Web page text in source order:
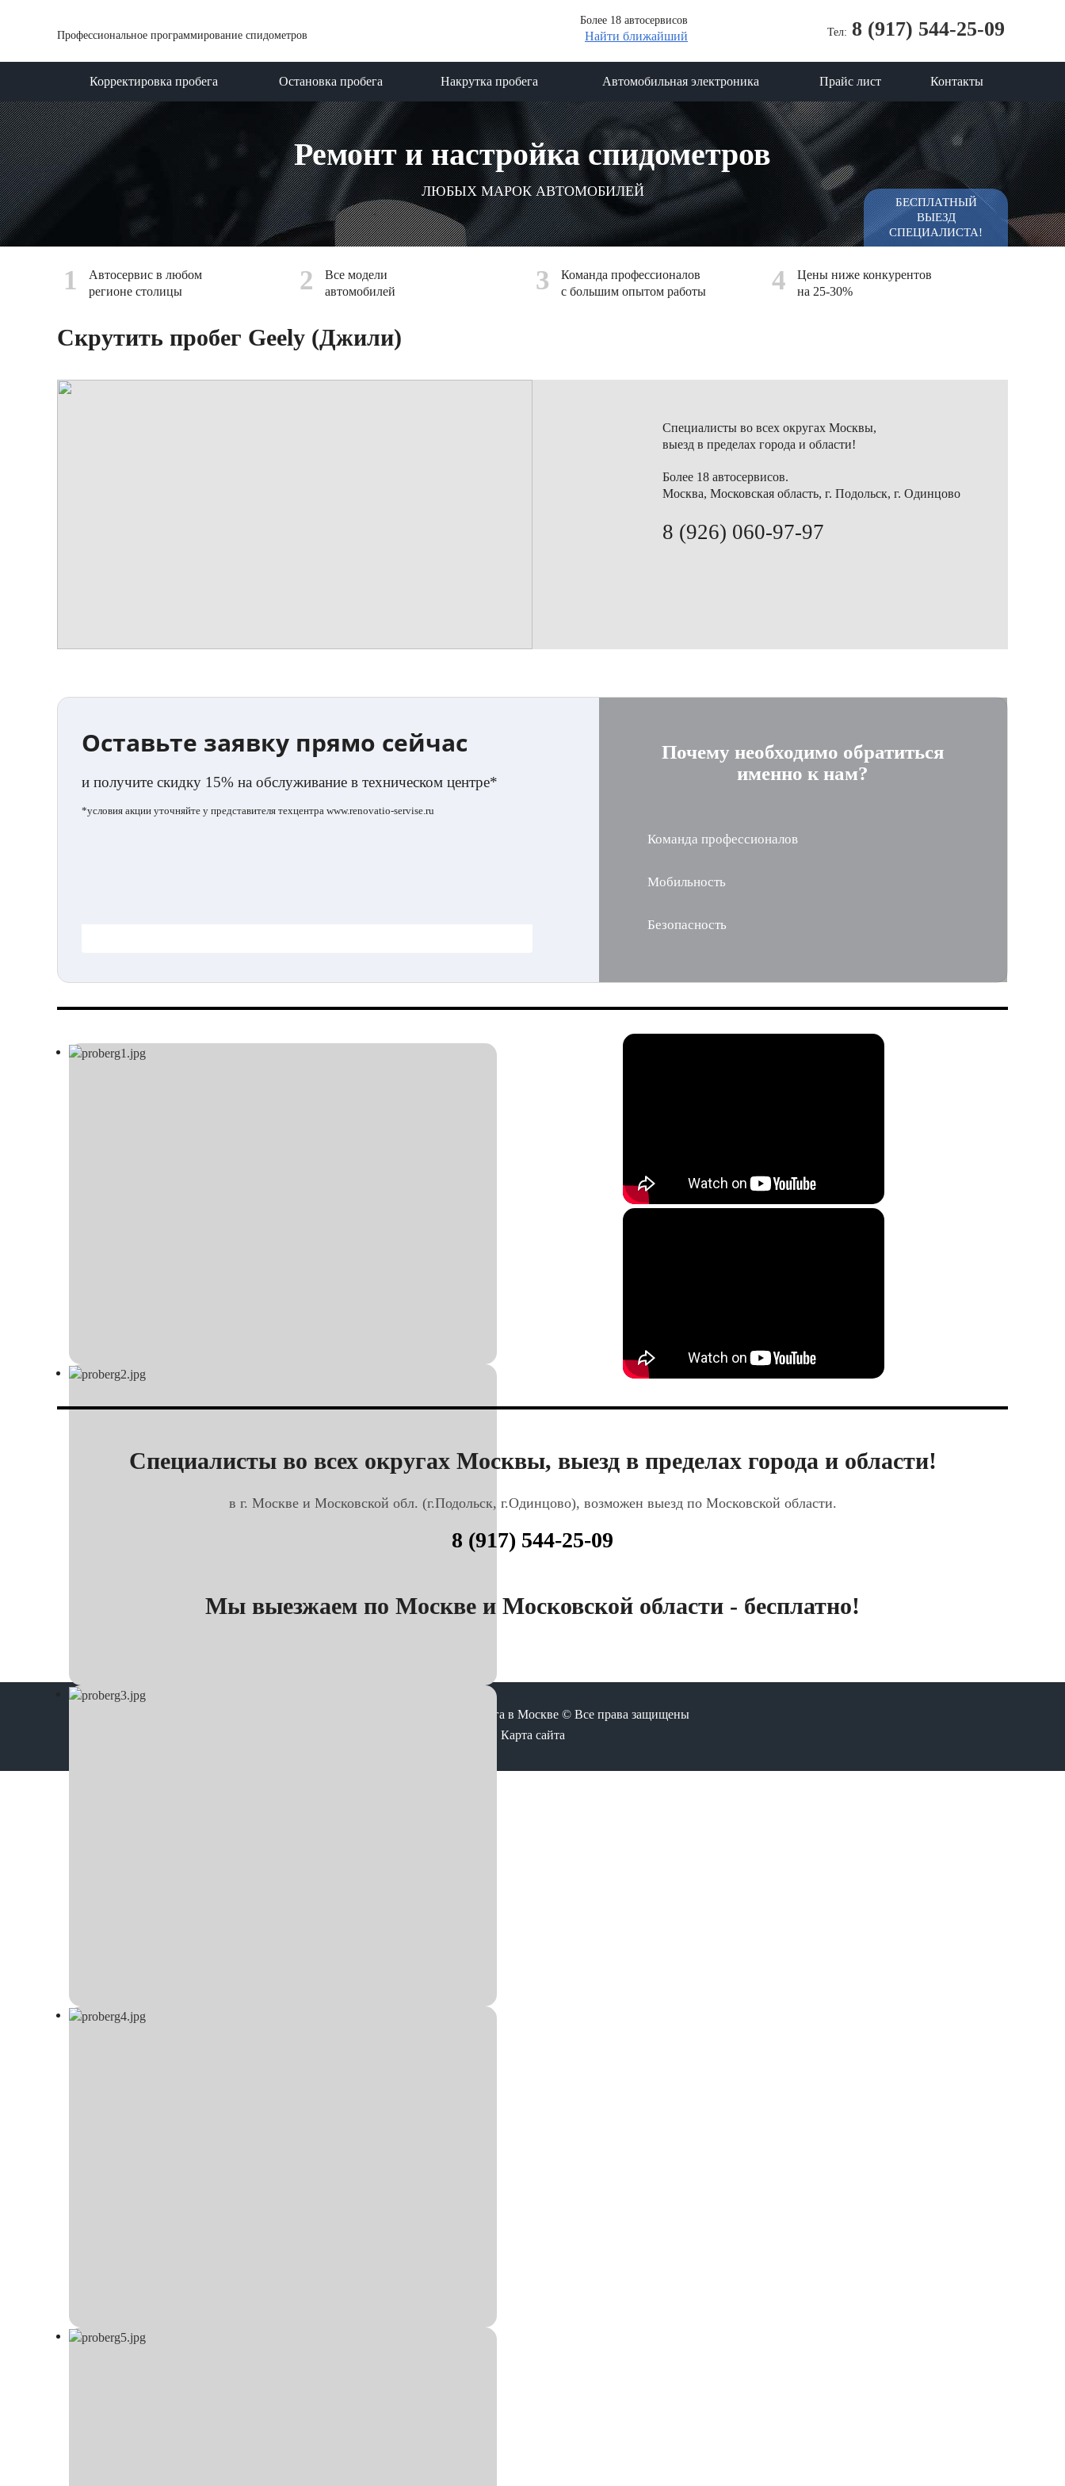
Профессиональное программирование спидометров
Более 18 автосервисов
Найти ближайший Тел: 8 (917) 544-25-09
Корректировка пробега Остановка пробега Накрутка пробега Автомобильная электроника Прайс лист Контакты
Ремонт и настройка спидометров
ЛЮБЫХ МАРОК АВТОМОБИЛЕЙ
БЕСПЛАТНЫЙ
ВЫЕЗД
СПЕЦИАЛИСТА!
1
Автосервис в любом
регионе столицы
2
Все модели
автомобилей
3
Команда профессионалов
с большим опытом работы
4
Цены ниже конкурентов
на 25-30%
Скрутить пробег Geely (Джили)
Специалисты во всех округах Москвы,
выезд в пределах города и области!
Более 18 автосервисов.
Москва, Московская область, г. Подольск, г. Одинцово
8 (926) 060-97-97
Оставьте заявку прямо сейчас
и получите скидку 15% на обслуживание в техническом центре*
*условия акции уточняйте у представителя техцентра www.renovatio-servise.ru
Почему необходимо обратиться
именно к нам?
Команда профессионалов
Мобильность
Безопасность
Специалисты во всех округах Москвы, выезд в пределах города и области!
в г. Москве и Московской обл. (г.Подольск, г.Одинцово), возможен выезд по Московской области.
8 (917) 544-25-09
Мы выезжаем по Москве и Московской области - бесплатно!
Корректировка пробега в Москве © Все права защищены
Карта сайта